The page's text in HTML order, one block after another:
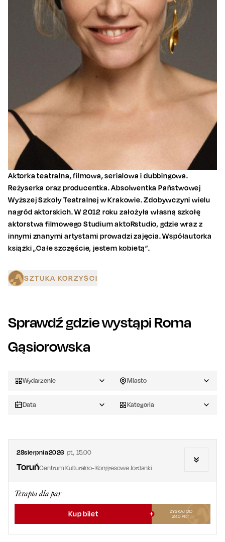
Aktorka teatralna, filmowa, serialowa i dubbingowa.
Reżyserka oraz producentka. Absolwentka Państwowej
Wyższej Szkoły Teatralnej w Krakowie. Zdobywczyni wielu
nagród aktorskich. W 2012 roku założyła własną szkołę
aktorstwa filmowego Studium aktoRstudio, gdzie wraz z
innymi znanymi artystami prowadzi zajęcia. Współautorka
książki „Całe szczęście, jestem kobietą”.
SZTUKA KORZYŚCI
Sprawdź gdzie wystąpi Roma
Gąsiorowska
Wydarzenie Miasto
Data Kategoria
28sierpnia2026 pt., 15.00
ToruńCentrum Kulturalno- Kongresowe Jordanki
Terapia dla par
Kup bilet
ZYSKAJ OD
240 PKT